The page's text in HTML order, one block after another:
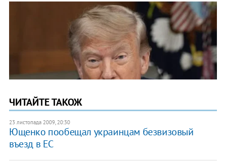
ЧИТАЙТЕ ТАКОЖ
23 листопада 2009, 20:30
Ющенко пообещал украинцам безвизовый
въезд в ЕС